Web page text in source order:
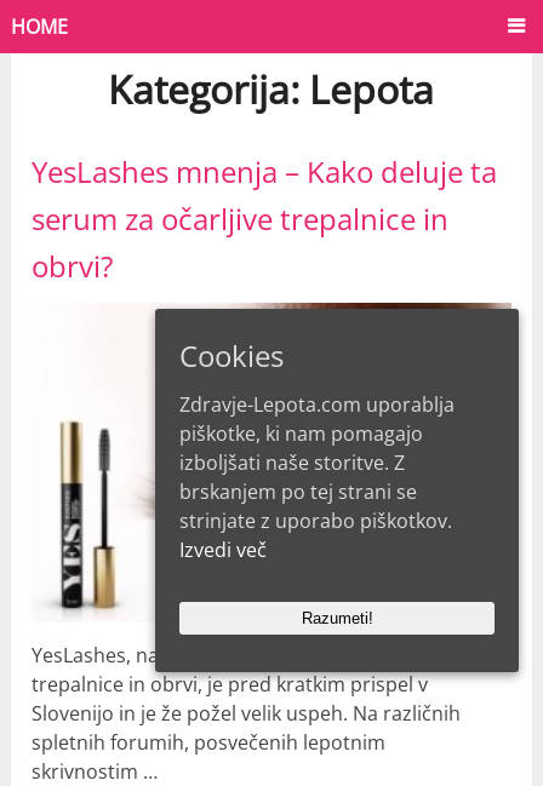
HOME
Kategorija: Lepota
YesLashes mnenja – Kako deluje ta
serum za očarljive trepalnice in
obrvi?
YesLashes, naravni gel za zdrave in poudarjene
trepalnice in obrvi, je pred kratkim prispel v
Slovenijo in je že požel velik uspeh. Na različnih
spletnih forumih, posvečenih lepotnim
skrivnostim …
Cookies
Zdravje-Lepota.com uporablja
piškotke, ki nam pomagajo
izboljšati naše storitve. Z
brskanjem po tej strani se
strinjate z uporabo piškotkov.
Izvedi več
Razumeti!